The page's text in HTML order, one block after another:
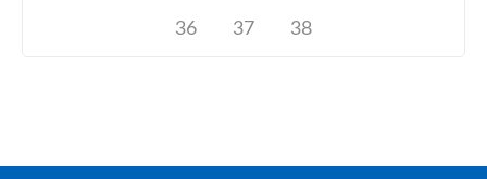
36 37 38